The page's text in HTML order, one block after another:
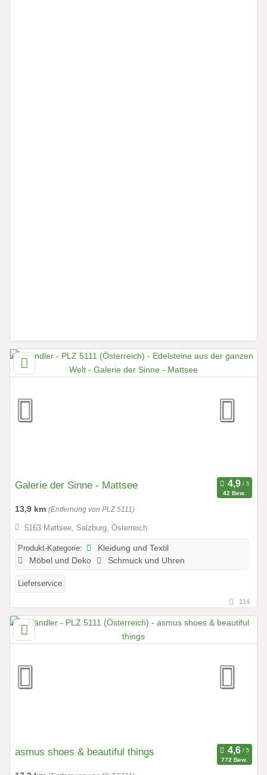
Galerie der Sinne - Mattsee
42 Bew.
13,9 km (Entfernung von PLZ 5111)
5163 Mattsee, Salzburg, Österreich
Produkt-Kategorie:
Kleidung und Textil
Möbel und Deko
Schmuck und Uhren
Lieferservice
114
asmus shoes & beautiful things
772 Bew.